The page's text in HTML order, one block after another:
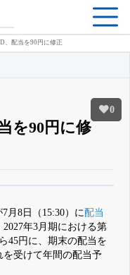
、配当を90円に修正
0
を90円に修
る
先行利用も付きます
7月8日（15:30）に配当
2027年3月期における第
45円に、期末の配当を
を受けて年間の配当予